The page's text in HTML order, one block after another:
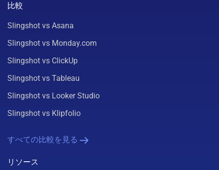
比較
Slingshot vs Asana
Slingshot vs Monday.com
Slingshot vs ClickUp
Slingshot vs Tableau
Slingshot vs Looker Studio
Slingshot vs Klipfolio
すべての比較を見る
リソース